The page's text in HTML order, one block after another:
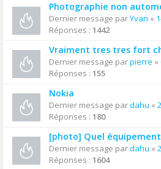
Photographie non
Dernier message parYvan «
Réponses : 1442
Vraiment tres tres fort
Dernier message parpierre «
Réponses : 155
Nokia
Dernier message pardahu «
Réponses : 180
[photo] Quel
Dernier message pardahu «
Réponses : 1604